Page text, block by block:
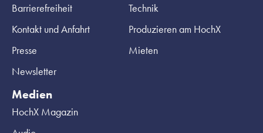
Barrierefreiheit
Kontakt und Anfahrt
Presse
Newsletter
Technik
Produzieren am HochX
Mieten
Medien
HochX Magazin